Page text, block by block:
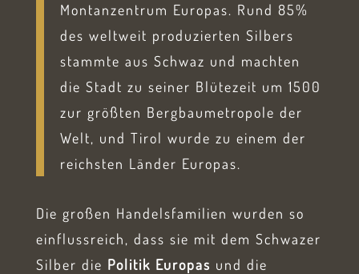
Montanzentrum Europas. Rund 85%
des weltweit produzierten Silbers
stammte aus Schwaz und machten
die Stadt zu seiner Blütezeit um 1500
zur größten Bergbaumetropole der
Welt, und Tirol wurde zu einem der
reichsten Länder Europas.
Die großen Handelsfamilien wurden so
einflussreich, dass sie mit dem Schwazer
Silber die Politik Europas und die